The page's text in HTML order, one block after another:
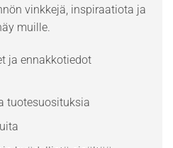
vinkkejä, inspiraatiota ja
muille.
ja ennakkotiedot
tuotesuosituksia